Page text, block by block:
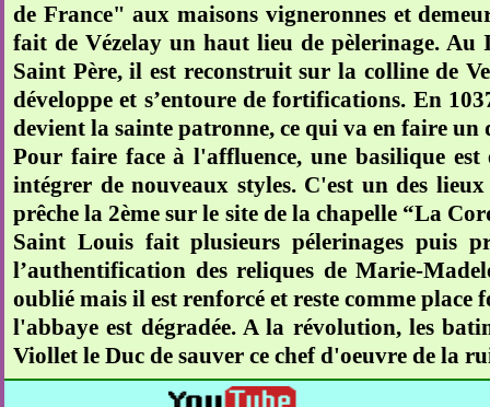
de France" aux maisons vigneronnes et
fait de Vézelay un haut lieu de pèlerinage. Au
Saint Père, il est reconstruit sur la colline de
développe et s’entoure de fortifications. En
devient la sainte patronne, ce qui va en faire un
Pour faire face à l'affluence, une basilique est
intégrer de nouveaux styles. C'est un des
prêche la 2ème sur le site de la chapelle “La
Saint Louis fait plusieurs pélerinages puis
l’authentification des reliques de Marie-
oublié mais il est renforcé et reste comme
l'abbaye est dégradée. A la révolution, les
Viollet le Duc de sauver ce chef d'oeuvre de la